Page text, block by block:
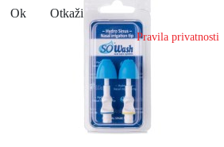
Ok Otkaži
Pravila privatnosti